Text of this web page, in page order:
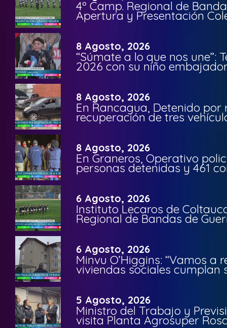
4º Camp. Regional de
Apertura y Presentación
8 Agosto, 2026
“Súmate a lo que nos une”:
2026 con su niño
8 Agosto, 2026
En Rancagua, Detenido por
recuperación de tres
8 Agosto, 2026
En Graneros, Operativo
personas detenidas y 461
6 Agosto, 2026
Instituto Lecaros de
Regional de Bandas de
6 Agosto, 2026
Minvu O’Higgins: “Vamos a
viviendas sociales cumplan
5 Agosto, 2026
Ministro del Trabajo y
visita Planta Agrosuper